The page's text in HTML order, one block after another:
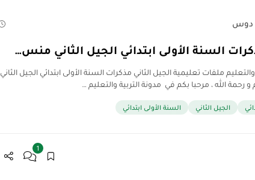
دوس
السنة الأولى ابتدائي الجيل الثاني منس…
والتعليم ملفات تعليمية الجيل الثاني مذكرات السنة الأولى ابتدائي الجيل الثاني
رحمة الله ، مرحبا بكم في مدونة التربية والتعليم …
الجيل الثاني السنة الأولى ابتدائي
1